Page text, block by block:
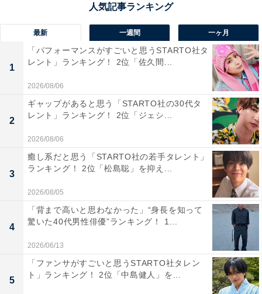
ら中高一貫校となっています。
ディベートや研究発表、大学と連携した授業など、教養
主義の授業スタイルが特徴。例年20人前後の東京大学合
格者を輩出しており、東京大学見学会や医学部面接講
座、大学講師による模擬講義など、進路指導が手厚いの
も強みです。
回答コメントでは「偏差値が高い優秀な生徒が多い、進
学校だからです」(20代女性／千葉県)、「大学の友達が
優秀と話していたから」(20代男性／神奈川県)、「進学
実績が非常に高く、特に東大や京大への合格者が多いこ
とで有名だから」(30代女性／東京都)などの声が集まり
ました。
※回答コメントは原文ママです
最新 一週間 一ヶ月
1
「パフォーマンスがすごいと思うSTARTO社タ
レント」ランキング！ 2位「佐久間...
2026/08/06
2
ギャップがあると思う「STARTO社の30代タ
レント」ランキング！ 2位「ジェシ...
2026/08/06
3
癒し系だと思う「STARTO社の若手タレント」
ランキング！ 2位「松島聡」を抑え...
2026/08/05
4
「背まで高いと思わなかった」“身長を知って
驚いた40代男性俳優”ランキング！ 1...
2026/06/13
5
「ファンサがすごいと思うSTARTO社タレン
ト」ランキング！ 2位「中島健人」を...